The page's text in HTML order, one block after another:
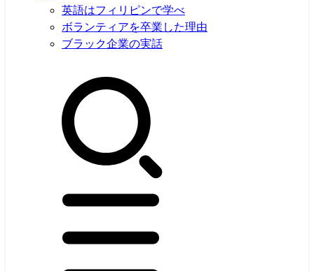
英語はフィリピンで学べ
ボランティアを卒業した理由
ブラック企業の実話